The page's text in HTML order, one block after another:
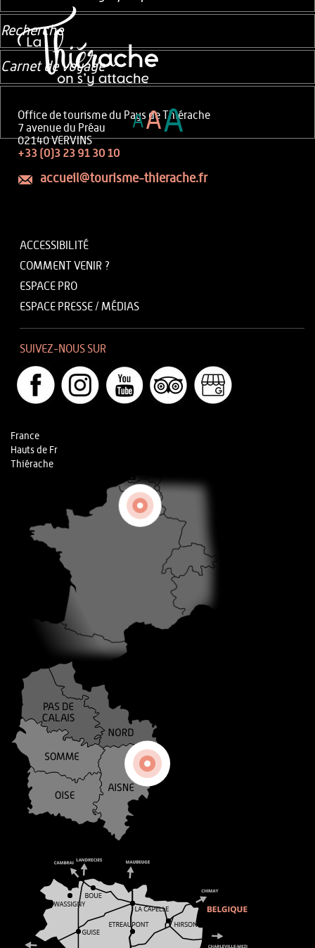
Office de tourisme du Pays de Thiérache
7 avenue du Préau
02140 VERVINS
+33 (0)3 23 91 30 10
accueil@tourisme-thierache.fr
ACCESSIBILITÉ
COMMENT VENIR ?
ESPACE PRO
ESPACE PRESSE / MÉDIAS
SUIVEZ-NOUS SUR
France
Hauts de Fr
Thiérache
Recherche
Carnet de voyage
AAA